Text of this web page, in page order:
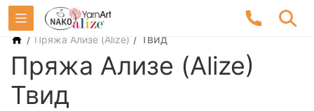
/ Пряжа Ализе (Alize) / Твид
Пряжа Ализе (Alize)
Твид